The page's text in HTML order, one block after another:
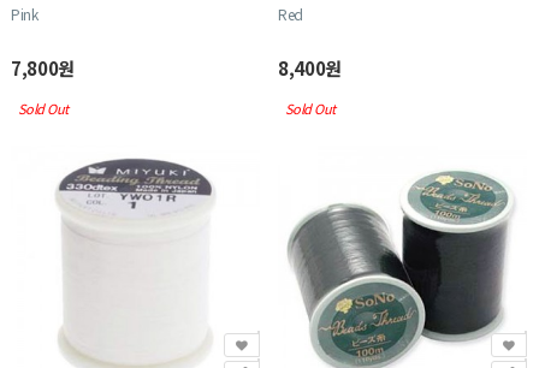
Pink
7,800원
Sold Out
Red
8,400원
Sold Out